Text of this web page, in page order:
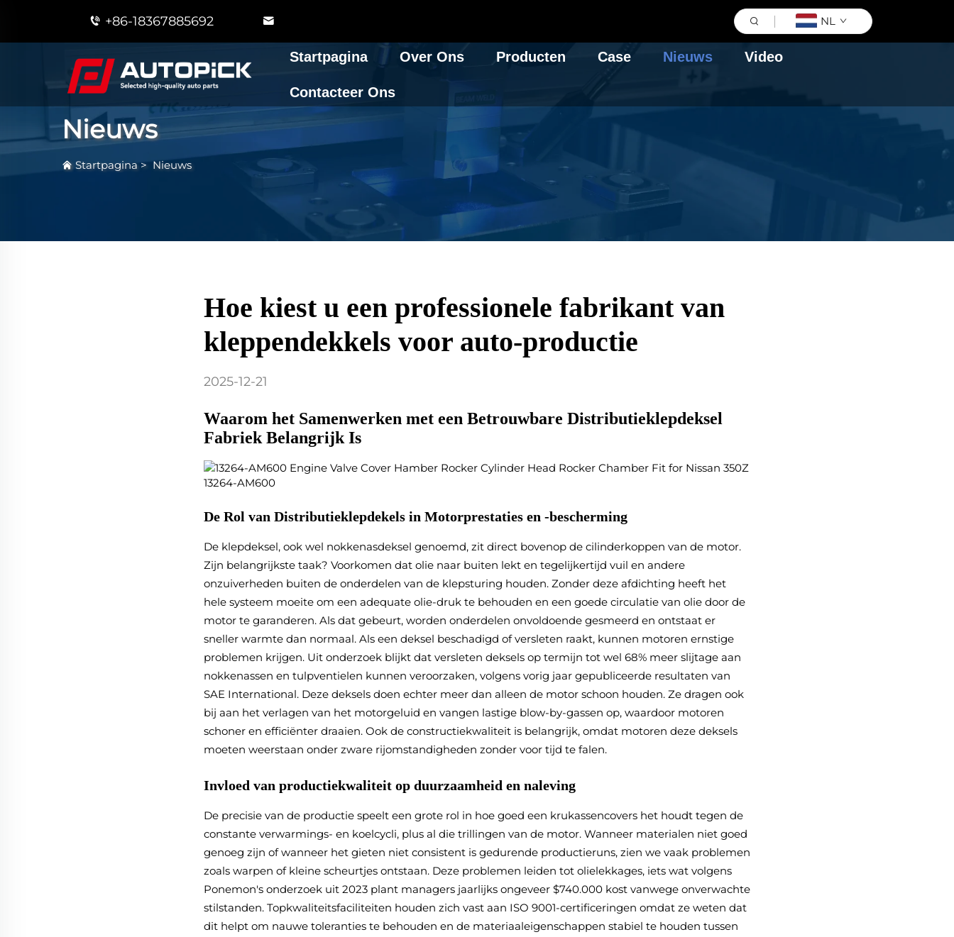
+86-18367885692 NL
Startpagina Over Ons Producten Case Nieuws Video
Contacteer Ons
Nieuws
Startpagina > Nieuws
Hoe kiest u een professionele fabrikant van
kleppendekkels voor auto-productie
2025-12-21
Waarom het Samenwerken met een Betrouwbare Distributieklepdeksel
Fabriek Belangrijk Is
De Rol van Distributieklepdekels in Motorprestaties en -bescherming
De klepdeksel, ook wel nokkenasdeksel genoemd, zit direct bovenop de cilinderkoppen van de motor.
Zijn belangrijkste taak? Voorkomen dat olie naar buiten lekt en tegelijkertijd vuil en andere
onzuiverheden buiten de onderdelen van de klepsturing houden. Zonder deze afdichting heeft het
hele systeem moeite om een adequate olie-druk te behouden en een goede circulatie van olie door de
motor te garanderen. Als dat gebeurt, worden onderdelen onvoldoende gesmeerd en ontstaat er
sneller warmte dan normaal. Als een deksel beschadigd of versleten raakt, kunnen motoren ernstige
problemen krijgen. Uit onderzoek blijkt dat versleten deksels op termijn tot wel 68% meer slijtage aan
nokkenassen en tulpventielen kunnen veroorzaken, volgens vorig jaar gepubliceerde resultaten van
SAE International. Deze deksels doen echter meer dan alleen de motor schoon houden. Ze dragen ook
bij aan het verlagen van het motorgeluid en vangen lastige blow-by-gassen op, waardoor motoren
schoner en efficiënter draaien. Ook de constructiekwaliteit is belangrijk, omdat motoren deze deksels
moeten weerstaan onder zware rijomstandigheden zonder voor tijd te falen.
Invloed van productiekwaliteit op duurzaamheid en naleving
De precisie van de productie speelt een grote rol in hoe goed een krukassencovers het houdt tegen de
constante verwarmings- en koelcycli, plus al die trillingen van de motor. Wanneer materialen niet goed
genoeg zijn of wanneer het gieten niet consistent is gedurende productieruns, zien we vaak problemen
zoals warpen of kleine scheurtjes ontstaan. Deze problemen leiden tot olielekkages, iets wat volgens
Ponemon's onderzoek uit 2023 plant managers jaarlijks ongeveer $740.000 kost vanwege onverwachte
stilstanden. Topkwaliteitsfaciliteiten houden zich vast aan ISO 9001-certificeringen omdat ze weten dat
dit helpt om nauwe toleranties te behouden en de materiaaleigenschappen stabiel te houden tussen